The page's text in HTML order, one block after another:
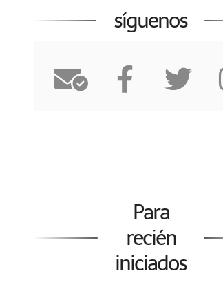
síguenos
Para
recién
iniciados